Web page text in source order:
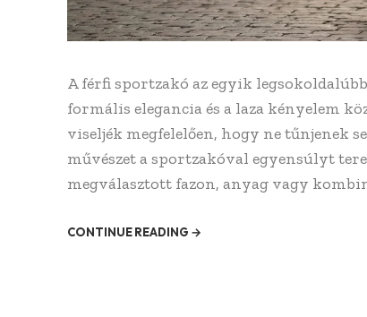
A férfi sportzakó az egyik
formális elegancia és a laza kényelem
viseljék megfelelően, hogy ne tűnjenek
művészet a sportzakóval egyensúlyt
megválasztott fazon, anyag vagy
CONTINUE READING →